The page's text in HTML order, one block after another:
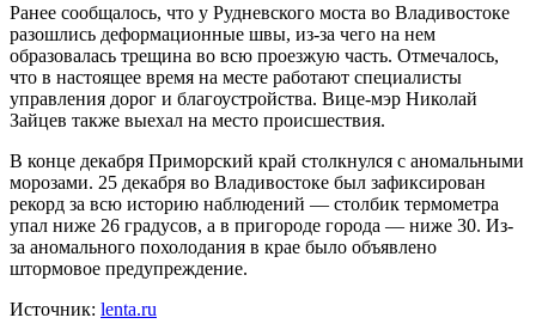
Ранее сообщалось, что у Рудневского моста во Владивостоке
разошлись деформационные швы, из-за чего на нем
образовалась трещина во всю проезжую часть. Отмечалось,
что в настоящее время на месте работают специалисты
управления дорог и благоустройства. Вице-мэр Николай
Зайцев также выехал на место происшествия.
В конце декабря Приморский край столкнулся с аномальными
морозами. 25 декабря во Владивостоке был зафиксирован
рекорд за всю историю наблюдений — столбик термометра
упал ниже 26 градусов, а в пригороде города — ниже 30. Из-
за аномального похолодания в крае было объявлено
штормовое предупреждение.
Источник: lenta.ru